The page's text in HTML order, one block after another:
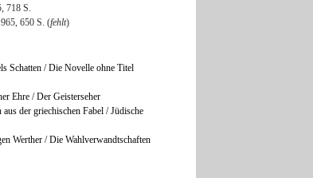
718 S.
650 S. (fehlt)
Schatten / Die Novelle ohne Titel
Ehre / Der Geisterseher
der griechischen Fabel / Jüdische
Werther / Die Wahlverwandtschaften